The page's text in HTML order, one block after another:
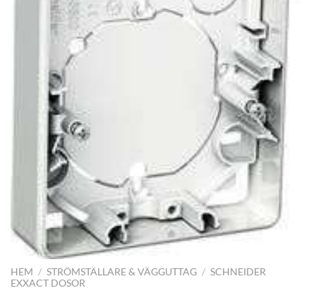
HEM / STRÖMSTÄLLARE & VÄGGUTTAG / SCHNEIDER
EXXACT DOSOR